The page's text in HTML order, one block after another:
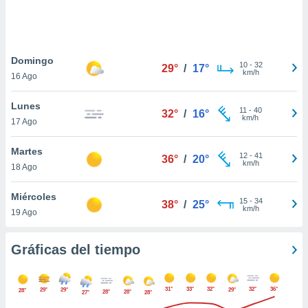
únicos
similares
como
sitio
de
posible
en
a lo que
Para
Domingo
16 Ago
29° / 17° 10- 32
km/h
Lunes
17 Ago
32° / 16° 11 - 40
km/h
Martes
18 Ago
36° / 20° 12- 41
km/h
Miércoles
19 Ago
38° / 25° 15- 34
km/h
Gráficas del tiempo
28° 29° 29° 27° 28° 28° 28°
31° 33° 32° 29° 32° 36°